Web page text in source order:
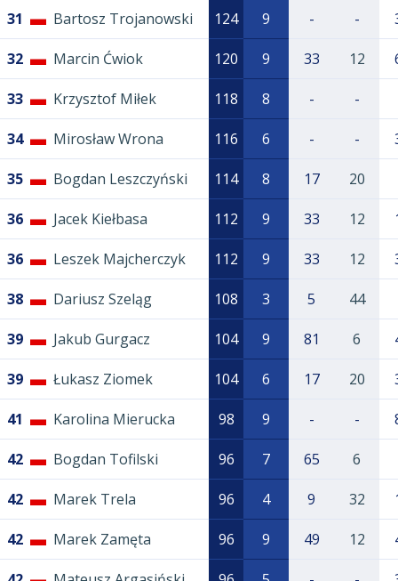
31 Bartosz Trojanowski 124 9 - -
32 Marcin Ćwiok 120 9 33 12
33 Krzysztof Miłek 118 8 - -
34 Mirosław Wrona 116 6 - -
35 Bogdan Leszczyński 114 8 17 20
36 Jacek Kiełbasa 112 9 33 12
36 Leszek Majcherczyk 112 9 33 12
38 Dariusz Szeląg 108 3 5 44
39 Jakub Gurgacz 104 9 81 6
39 Łukasz Ziomek 104 6 17 20
41 Karolina Mierucka 98 9 - -
42 Bogdan Tofilski 96 7 65 6
42 Marek Trela 96 4 9 32
42 Marek Zamęta 96 9 49 12